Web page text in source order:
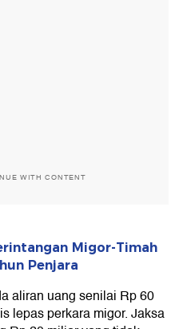
WITH CONTENT
Migor-Timah
Penjara
aliran uang senilai Rp 60
lepas perkara migor. Jaksa